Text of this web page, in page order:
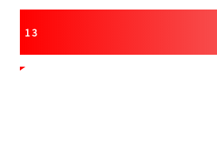
13